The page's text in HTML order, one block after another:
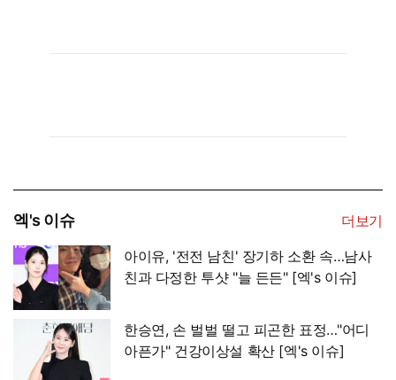
엑's 이슈
더보기
아이유, '전전 남친' 장기하 소환 속…남사
친과 다정한 투샷 "늘 든든" [엑's 이슈]
한승연, 손 벌벌 떨고 피곤한 표정…"어디
아픈가" 건강이상설 확산 [엑's 이슈]